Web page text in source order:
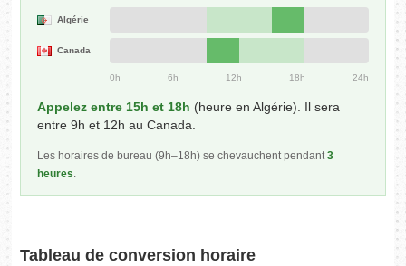
Algérie
Canada
0h 6h 12h 18h 24h
Appelez entre 15h et 18h (heure en Algérie). Il sera
entre 9h et 12h au Canada.
Les horaires de bureau (9h–18h) se chevauchent pendant3
heures.
Tableau de conversion horaire